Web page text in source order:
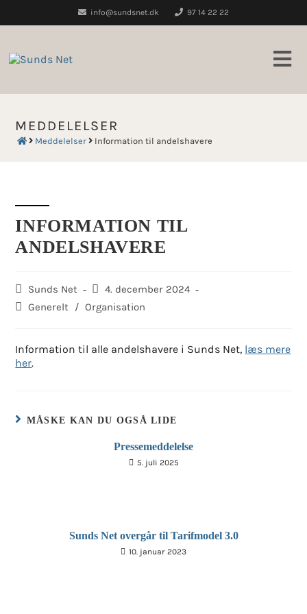
info@sundsnet.dk 97 14 22 22
MEDDELELSER
Meddelelser Information til andelshavere
INFORMATION TIL
ANDELSHAVERE
Post
author:
Sunds Net
Post
published:
4. december 2024
PostGenerelt / Organisation
Information til alle andelshavere i Sunds Net, læs mere
her.
MÅSKE KAN DU OGSÅ LIDE
Pressemeddelelse
5. juli 2025
Sunds Net overgår til Tarifmodel 3.0
10. januar 2023